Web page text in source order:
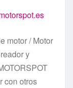
motor / Motor
y
con otros